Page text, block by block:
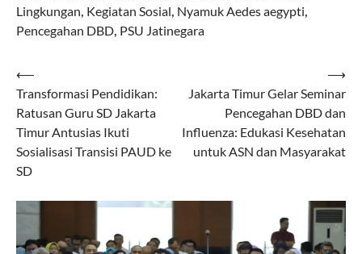
Lingkungan, Kegiatan Sosial, Nyamuk Aedes aegypti,
Pencegahan DBD, PSU Jatinegara
Navigasi
pos
⟵
Transformasi Pendidikan:
Ratusan Guru SD Jakarta
Timur Antusias Ikuti
Sosialisasi Transisi PAUD ke
SD
Jakarta Timur Gelar Seminar
Pencegahan DBD dan
Influenza: Edukasi Kesehatan
untuk ASN dan Masyarakat
⟶